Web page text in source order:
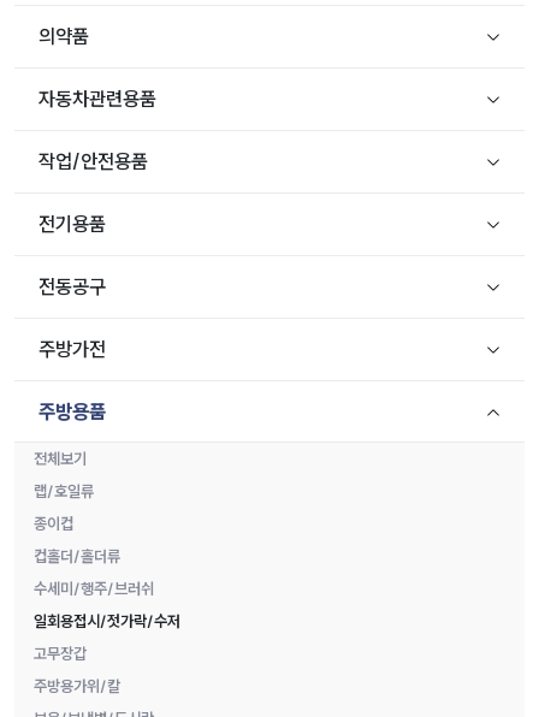
의약품
자동차관련용품
작업/안전용품
전기용품
전동공구
주방가전
주방용품
전체보기
랩/호일류
종이컵
컵홀더/홀더류
수세미/행주/브러쉬
일회용접시/젓가락/수저
고무장갑
주방용가위/칼